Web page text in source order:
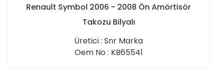
Renault Symbol 2006 - 2008 Ön Amörtisör
Takozu Bilyalı
Üretici : Snr Marka
Oem No : KB65541